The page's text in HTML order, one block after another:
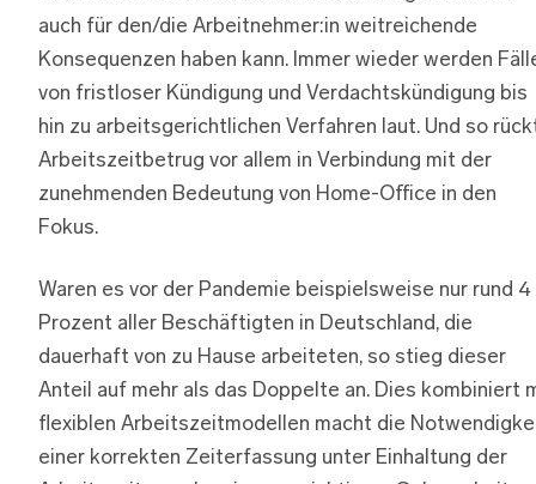
auch für den/die Arbeitnehmer:in weitreichende
Konsequenzen haben kann. Immer wieder werden
von fristloser Kündigung und Verdachtskündigung bis
hin zu arbeitsgerichtlichen Verfahren laut. Und so
Arbeitszeitbetrug vor allem in Verbindung mit der
zunehmenden Bedeutung von Home-Office in den
Fokus.
Waren es vor der Pandemie beispielsweise nur rund 4
Prozent aller Beschäftigten in Deutschland, die
dauerhaft von zu Hause arbeiteten, so stieg dieser
Anteil auf mehr als das Doppelte an. Dies kombiniert
flexiblen Arbeitszeitmodellen macht die
einer korrekten Zeiterfassung unter Einhaltung der